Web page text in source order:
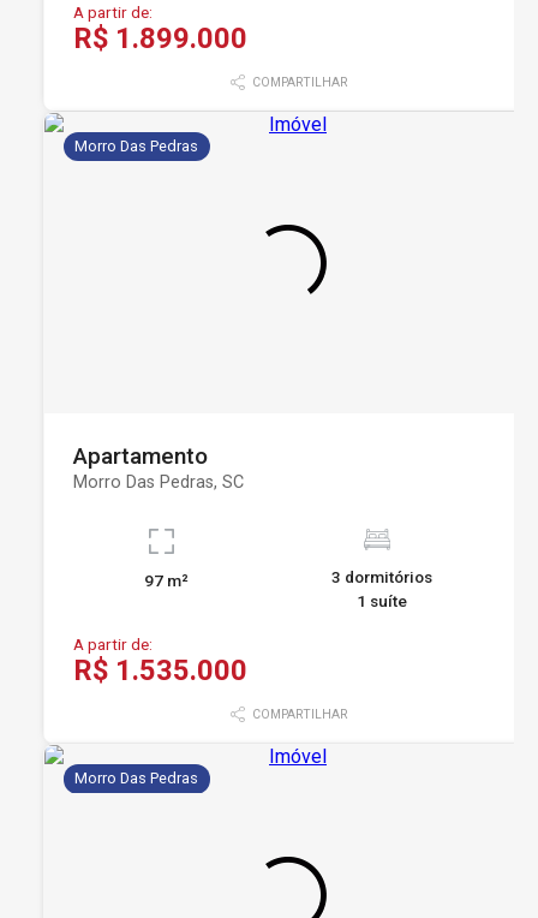
A partir de:
R$ 1.899.000
COMPARTILHAR
Morro Das Pedras
Apartamento
Morro Das Pedras, SC
97 m²
3 dormitórios
1 suíte
A partir de:
R$ 1.535.000
COMPARTILHAR
Morro Das Pedras